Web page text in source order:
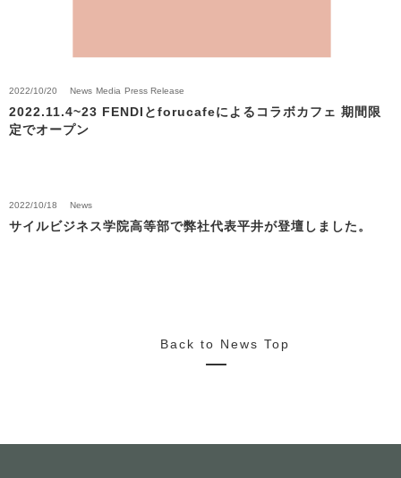
2022/10/20 News Media Press Release
2022.11.4~23 FENDIとforucafeによるコラボカフェ 期間限
定でオープン